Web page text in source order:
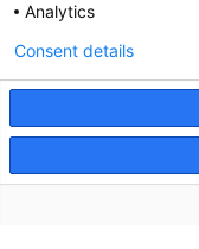
CGTCatalunya
cgtcatalunya
Analytics
Consent details